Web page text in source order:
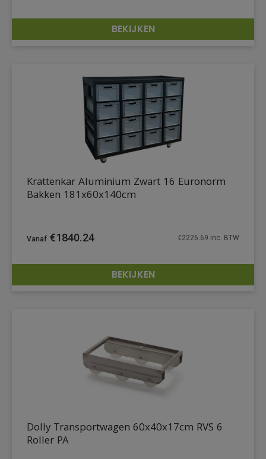
DETAILS
BEKIJKEN
DETAILS
Krattenkar Aluminium Zwart 16 Euronorm
Bakken 181x60x140cm
€1840.24 €2226.69 inc. BTW
BEKIJKEN
Dolly Transportwagen 60x40x17cm RVS 6
Roller PA